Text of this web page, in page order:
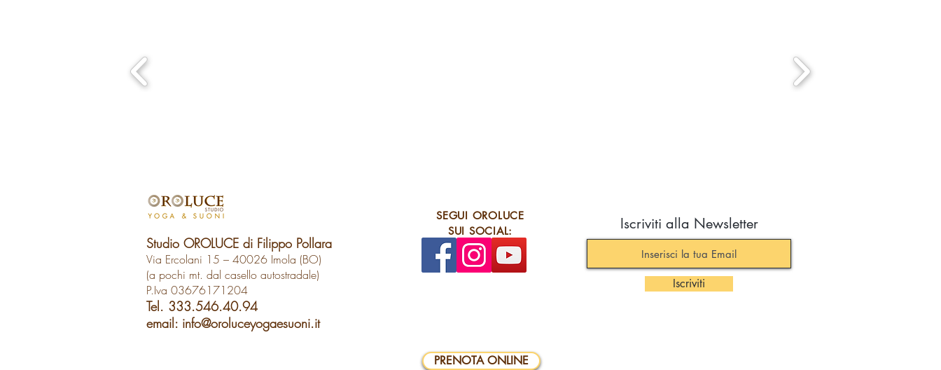
Studio OROLUCE di Filippo Pollara
Via Ercolani 15 – 40026 Imola (BO)
(a pochi mt. dal casello autostradale)
P.Iva 03676171204
Tel. 333.546.40.94
email: info@oroluceyogaesuoni.it
SEGUI OROLUCE
SUI SOCIAL:
Iscriviti alla Newsletter
Iscriviti
PRENOTA ONLINE